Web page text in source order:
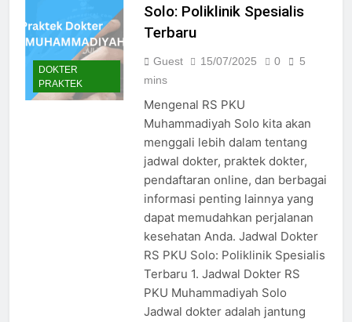
DOKTER
PRAKTEK
Solo: Poliklinik Spesialis
Terbaru
Guest 15/07/2025 0
5
mins
Mengenal RS PKU
Muhammadiyah Solo kita akan
menggali lebih dalam tentang
jadwal dokter, praktek dokter,
pendaftaran online, dan berbagai
informasi penting lainnya yang
dapat memudahkan perjalanan
kesehatan Anda. Jadwal Dokter
RS PKU Solo: Poliklinik Spesialis
Terbaru 1. Jadwal Dokter RS
PKU Muhammadiyah Solo
Jadwal dokter adalah jantung